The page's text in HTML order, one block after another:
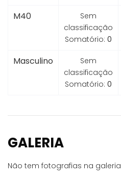
M40
Sem
classificação
Somatório: 0
Masculino
Sem
classificação
Somatório: 0
GALERIA
Não tem fotografias na galeria